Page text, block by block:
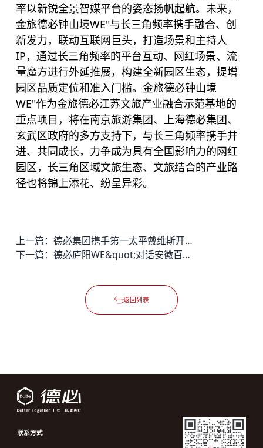
率以新锐全景智媒平台的姿态扬帆起航。未来，
金旅德必钟山境WE"与长三角频率携手融合、创
新发力，联动互联网巨头，打造场景和主持人
IP，通过长三角频率的平台互动、网红场景、流
量魔方进行外延推展，构建全新园区生态，提增
园区品质定位和准入门槛。金旅德必钟山境
WE"作为金旅德必江苏文旅产业融合示范基地的
重点项目，将在南京旅游集团、上海德必集团、
玄武区政府的多方支持下，与长三角频率携手并
进、共同成长，力争成为具有全国影响力的网红
园区，长三角区域文旅生态、文旅结合的产业路
径也将锦上添花、纷呈异彩。
上一篇：
德必集团携手第一太平戴维斯开启战略合作
下一篇：
德必庐阳WE&quot;对话安徽百家设计师，探索空间美学
返回列表
联系方式